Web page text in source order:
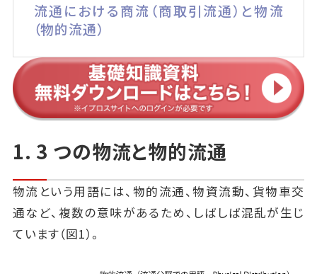
流通における商流（商取引流通）と物流
（物的流通）
1. 3 つの物流と物的流通
物流という用語には、物的流通、物資流動、貨物車交
通など、複数の意味があるため、しばしば混乱が生じ
ています（図1）。